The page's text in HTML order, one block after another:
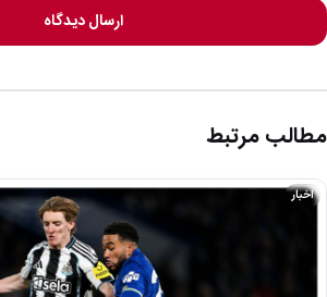
ارسال دیدگاه
مطالب مرتبط
اخبار